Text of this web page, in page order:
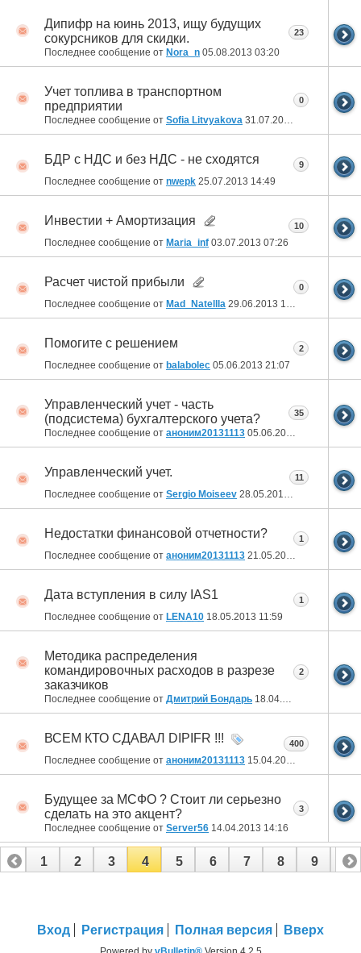
Дипифр на юинь 2013, ищу будущих
сокурсников для скидки.
Последнее сообщение от Nora_n 05.08.2013 03:20
23
Учет топлива в транспортном
предприятии
Последнее сообщение от Sofia Litvyakova 31.07.2013
0
БДР с НДС и без НДС - не сходятся
Последнее сообщение от nwepk 25.07.2013 14:49
9
Инвестии + Амортизация
Последнее сообщение от Maria_inf 03.07.2013 07:26
10
Расчет чистой прибыли
Последнее сообщение от Mad_Natellla 29.06.2013 15:58
0
Помогите с решением
Последнее сообщение от balabolec 05.06.2013 21:07
2
Управленческий учет - часть
(подсистема) бухгалтерского учета?
Последнее сообщение от аноним20131113 05.06.2013
35
Управленческий учет.
Последнее сообщение от Sergio Moiseev 28.05.2013 14:15
11
Недостатки финансовой отчетности?
Последнее сообщение от аноним20131113 21.05.2013
1
Дата вступления в силу IAS1
Последнее сообщение от LENA10 18.05.2013 11:59
1
Методика распределения
командировочных расходов в разрезе
заказчиков
Последнее сообщение от Дмитрий Бондарь 18.04.2013
2
ВСЕМ КТО СДАВАЛ DIPIFR !!!
Последнее сообщение от аноним20131113 15.04.2013
400
Будущее за МСФО ? Стоит ли серьезно
сделать на это акцент?
Последнее сообщение от Server56 14.04.2013 14:16
3
1 2 3 4 5 6 7 8 9 10
Вход Регистрация Полная версия Вверх